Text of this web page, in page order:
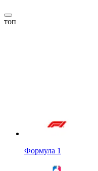
топ
Формула 1